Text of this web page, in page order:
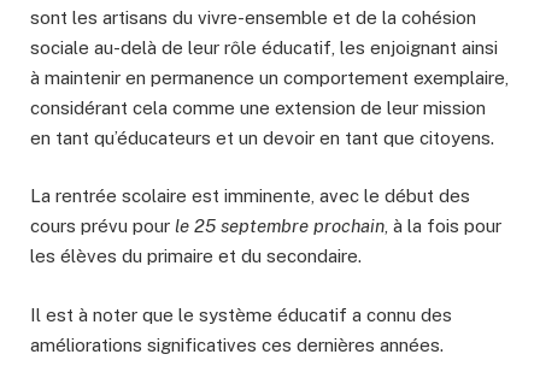
sont les artisans du vivre-ensemble et de la cohésion
sociale au-delà de leur rôle éducatif, les enjoignant ainsi
à maintenir en permanence un comportement exemplaire,
considérant cela comme une extension de leur mission
en tant qu’éducateurs et un devoir en tant que citoyens.
La rentrée scolaire est imminente, avec le début des
cours prévu pour le 25 septembre prochain, à la fois pour
les élèves du primaire et du secondaire.
Il est à noter que le système éducatif a connu des
améliorations significatives ces dernières années.